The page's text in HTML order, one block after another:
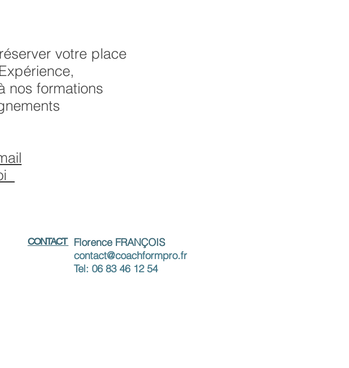
votre place
nos formations
CONTACT Florence FRANÇOIS
contact@coachformpro.fr
Tel: 06 83 46 12 54